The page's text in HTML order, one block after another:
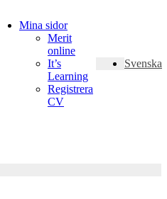
Mina sidor
Merit
online
It’s
Learning
Registrera
CV
Svenska